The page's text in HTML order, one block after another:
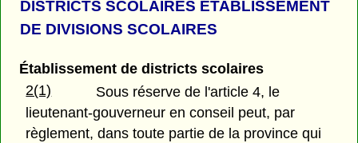
DISTRICTS SCOLAIRES ÉTABLISSEMENT
DE DIVISIONS SCOLAIRES
Établissement de districts scolaires
2(1)
Sous réserve de l'article 4, le
lieutenant-gouverneur en conseil peut, par
règlement, dans toute partie de la province qui